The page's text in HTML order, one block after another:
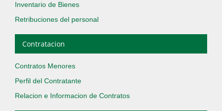
Inventario de Bienes
Retribuciones del personal
Contratacion
Contratos Menores
Perfil del Contratante
Relacion e Informacion de Contratos